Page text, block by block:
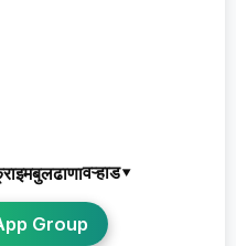
बुलढाणावऱ्हाड▾
Group